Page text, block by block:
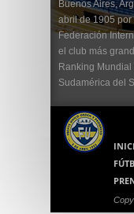
Buenos Aires,
abril de 1905
Federación
el club más
Ranking
Sudamérica del